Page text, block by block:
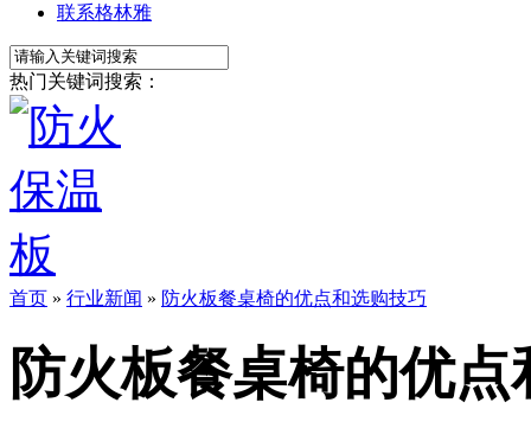
联系格林雅
热门关键词搜索：
首页 » 行业新闻 » 防火板餐桌椅的优点和选购技巧
防火板餐桌椅的优